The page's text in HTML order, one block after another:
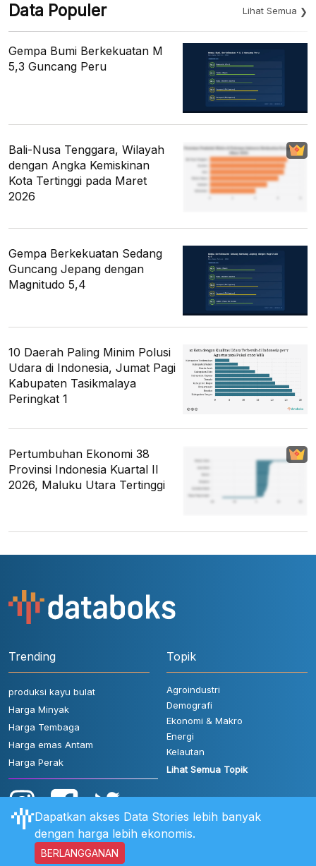
Data Populer Lihat Semua
Gempa Bumi Berkekuatan M
5,3 Guncang Peru
Bali-Nusa Tenggara, Wilayah
dengan Angka Kemiskinan
Kota Tertinggi pada Maret
2026
Gempa Berkekuatan Sedang
Guncang Jepang dengan
Magnitudo 5,4
10 Daerah Paling Minim Polusi
Udara di Indonesia, Jumat Pagi
Kabupaten Tasikmalaya
Peringkat 1
Pertumbuhan Ekonomi 38
Provinsi Indonesia Kuartal II
2026, Maluku Utara Tertinggi
Trending
produksi kayu bulat
Harga Minyak
Harga Tembaga
Harga emas Antam
Harga Perak
Topik
Agroindustri
Demografi
Ekonomi & Makro
Energi
Kelautan
Lihat Semua Topik
Aturan Pengguna Hubungi Kami
Dapatkan akses Data Stories lebih banyak
dengan harga lebih ekonomis.
BERLANGGANAN